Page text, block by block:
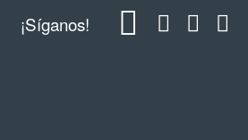
¡Síganos!